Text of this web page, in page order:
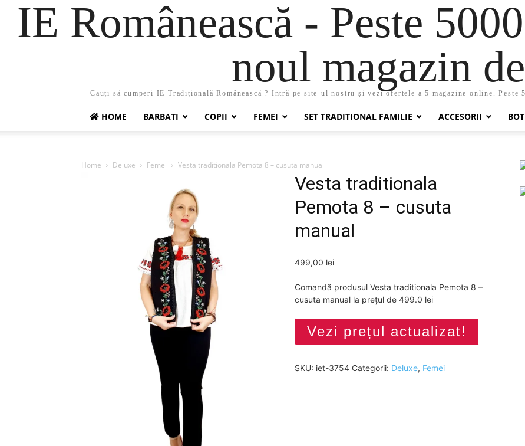
IE Românească - Peste
noul magazin
Cauți să cumperi IE Tradițională Românească ? Intră pe site-ul nostru și vezi ofertele a 5 magazine online. Peste
HOME BARBATI COPII FEMEI SET TRADITIONAL FAMILIE ACCESORII
Home Deluxe Femei Vesta traditionala Pemota 8 – cusuta manual
Vesta traditionala
Pemota 8 – cusuta
manual
499,00 lei
Comandă produsul Vesta traditionala Pemota 8 –
cusuta manual la prețul de 499.0 lei
Vezi prețul actualizat!
SKU: iet-3754 Categorii: Deluxe, Femei